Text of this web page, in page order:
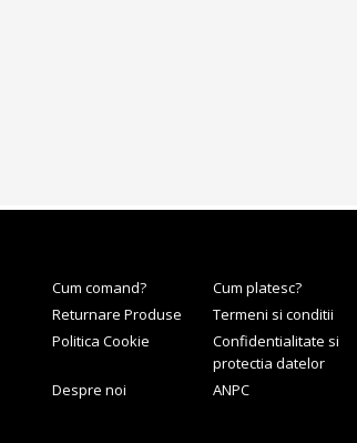
Cum comand?
Cum platesc?
Returnare Produse
Termeni si conditii
Politica Cookie
Confidentialitate si
protectia datelor
Despre noi
ANPC